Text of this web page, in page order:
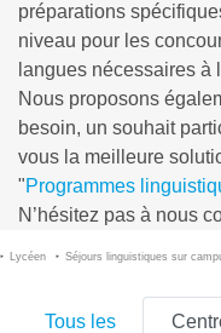
préparations
niveau pour les
langues nécessaires à
Nous proposons
besoin, un souhait
vous la meilleure
"Programmes
N’hésitez pas à nous
Lycéen Séjours linguistiques sur
Tous les